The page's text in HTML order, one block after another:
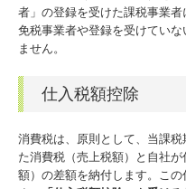
TKCのFinTechサービス
社長メニューASP版
者」の登録を受けた課税事業者
免税事業者や登録を受けてい
ません。
仕入税額控除
消費税は、原則として、当課
た消費税（売上税額）と自社
額）の差額を納付します。こ